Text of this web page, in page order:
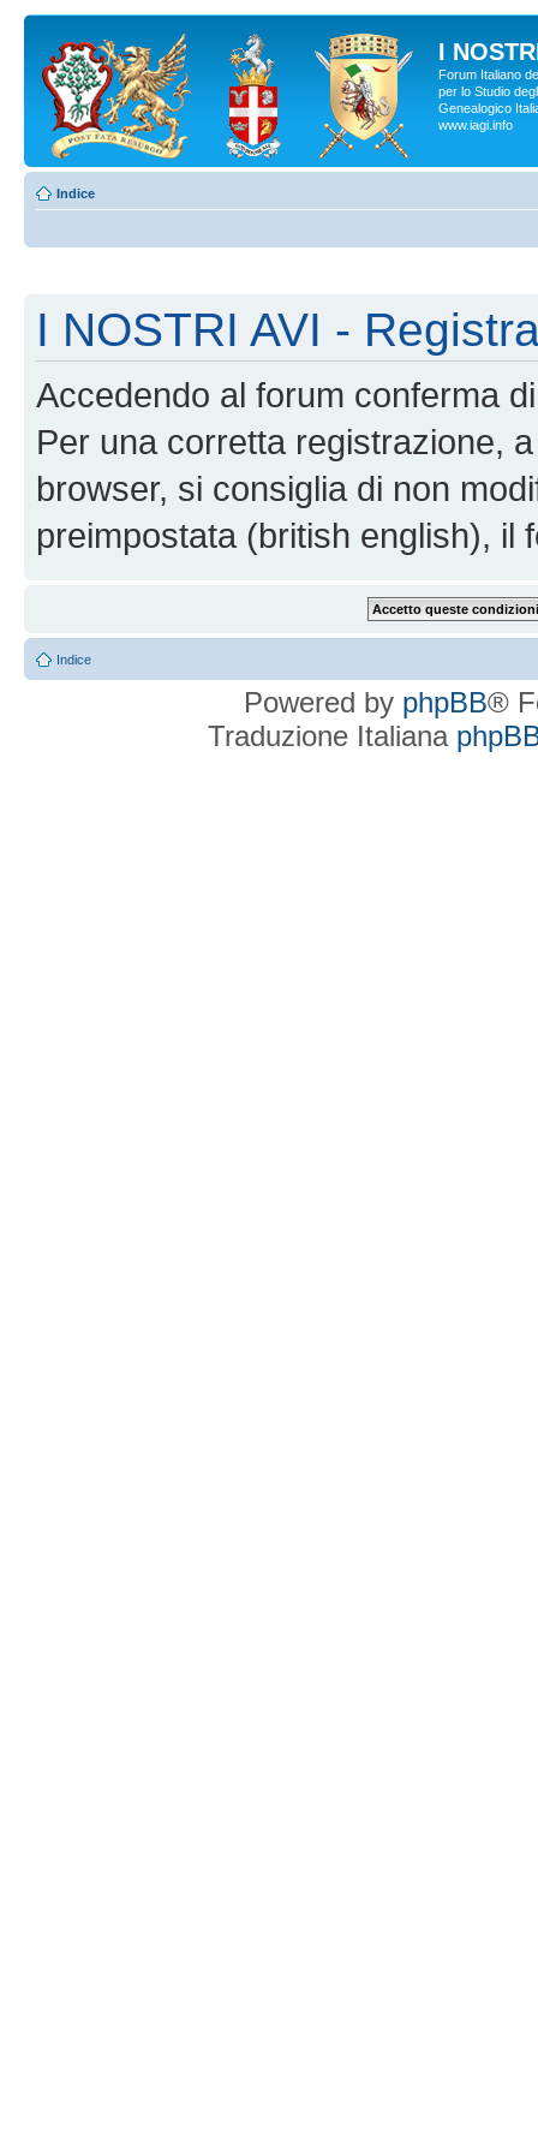
I
Forum Italiano
per lo Studio
Genealogico
www.iagi.info
Indice
I NOSTRI AVI -
Accedendo al forum conferma
Per una corretta registrazione,
browser, si consiglia di non
preimpostata (british english), il
Indice
Powered by phpBB®
Traduzione Italiana